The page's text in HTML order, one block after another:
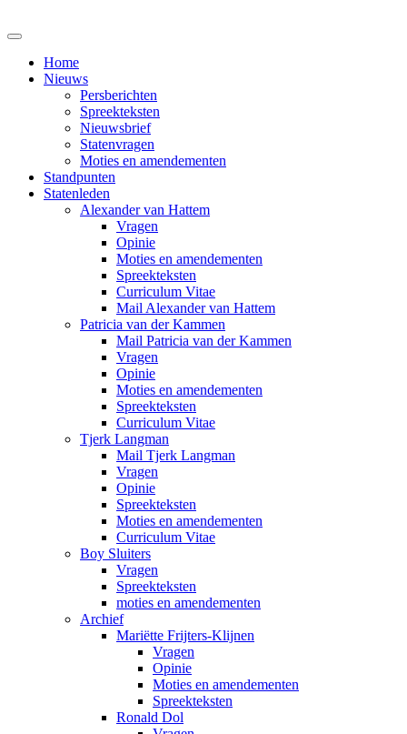
Home
Nieuws
Persberichten
Spreekteksten
Nieuwsbrief
Statenvragen
Moties en amendementen
Standpunten
Statenleden
Alexander van Hattem
Vragen
Opinie
Moties en amendementen
Spreekteksten
Curriculum Vitae
Mail Alexander van Hattem
Patricia van der Kammen
Mail Patricia van der Kammen
Vragen
Opinie
Moties en amendementen
Spreekteksten
Curriculum Vitae
Tjerk Langman
Mail Tjerk Langman
Vragen
Opinie
Spreekteksten
Moties en amendementen
Curriculum Vitae
Boy Sluiters
Vragen
Spreekteksten
moties en amendementen
Archief
Mariëtte Frijters-Klijnen
Vragen
Opinie
Moties en amendementen
Spreekteksten
Ronald Dol